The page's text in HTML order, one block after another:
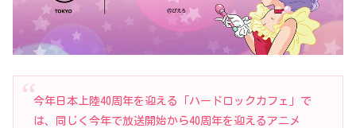
今年日本上陸40周年を迎える「ハードロックカフェ」で
は、同じく今年で放送開始から40周年を迎えるアニメ